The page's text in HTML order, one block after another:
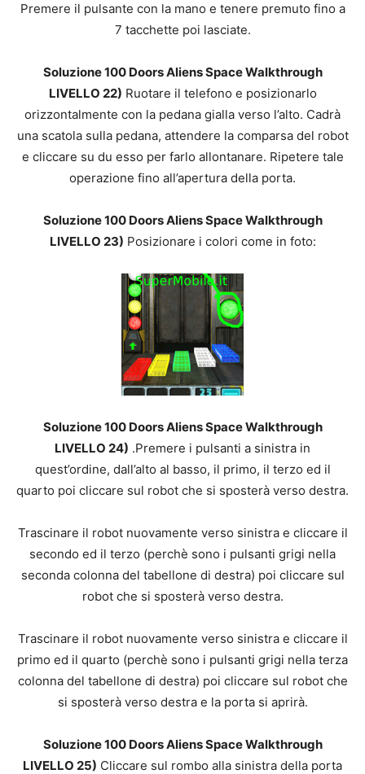
Premere il pulsante con la mano e tenere premuto fino a
7 tacchette poi lasciate.
Soluzione 100 Doors Aliens Space Walkthrough
LIVELLO 22) Ruotare il telefono e posizionarlo
orizzontalmente con la pedana gialla verso l’alto. Cadrà
una scatola sulla pedana, attendere la comparsa del robot
e cliccare su du esso per farlo allontanare. Ripetere tale
operazione fino all’apertura della porta.
Soluzione 100 Doors Aliens Space Walkthrough
LIVELLO 23) Posizionare i colori come in foto:
Soluzione 100 Doors Aliens Space Walkthrough
LIVELLO 24) .Premere i pulsanti a sinistra in
quest’ordine, dall’alto al basso, il primo, il terzo ed il
quarto poi cliccare sul robot che si sposterà verso destra.
Trascinare il robot nuovamente verso sinistra e cliccare il
secondo ed il terzo (perchè sono i pulsanti grigi nella
seconda colonna del tabellone di destra) poi cliccare sul
robot che si sposterà verso destra.
Trascinare il robot nuovamente verso sinistra e cliccare il
primo ed il quarto (perchè sono i pulsanti grigi nella terza
colonna del tabellone di destra) poi cliccare sul robot che
si sposterà verso destra e la porta si aprirà.
Soluzione 100 Doors Aliens Space Walkthrough
LIVELLO 25) Cliccare sul rombo alla sinistra della porta